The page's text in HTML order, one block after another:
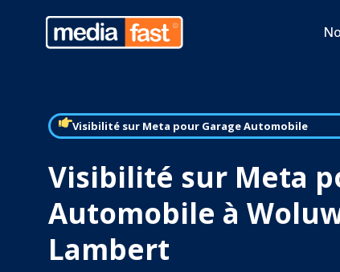
Visibilité sur Meta pour Garage Automobile
Visibilité sur Meta
Automobile à
Lambert